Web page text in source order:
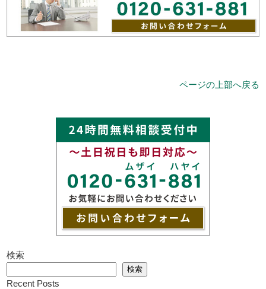
ページの上部へ戻る
検索
検索
Recent Posts